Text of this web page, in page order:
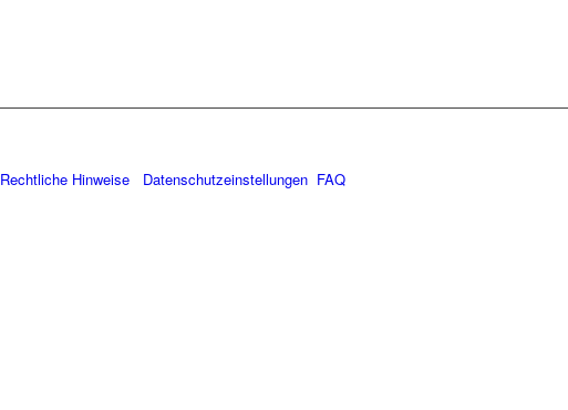
Rechtliche Hinweise Datenschutzeinstellungen FAQ